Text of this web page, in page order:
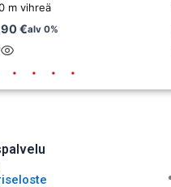
m vihreä
€alv 0%